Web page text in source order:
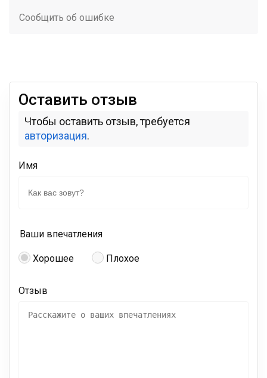
Сообщить об ошибке
Оставить отзыв
Чтобы оставить отзыв, требуется
авторизация.
Имя
Ваши впечатления
Хорошее Плохое
Отзыв